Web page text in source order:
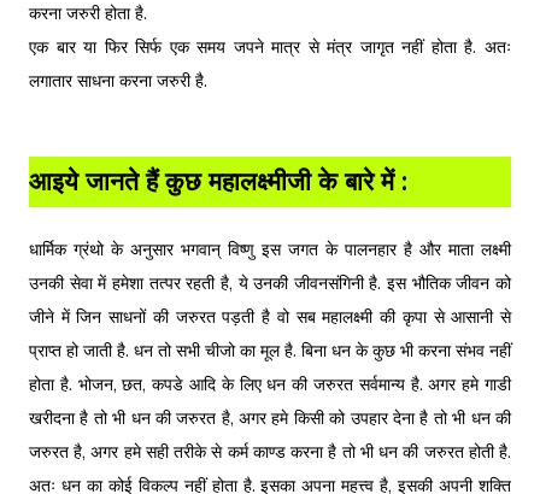
करना जरुरी होता है.
एक बार या फिर सिर्फ एक समय जपने मात्र से मंत्र जागृत नहीं होता है. अतः
लगातार साधना करना जरुरी है.
आइये जानते हैं कुछ महालक्ष्मीजी के बारे में :
धार्मिक ग्रंथो के अनुसार भगवान् विष्णु इस जगत के पालनहार है और माता लक्ष्मी
उनकी सेवा में हमेशा तत्पर रहती है, ये उनकी जीवनसंगिनी है. इस भौतिक जीवन को
जीने में जिन साधनों की जरुरत पड़ती है वो सब महालक्ष्मी की कृपा से आसानी से
प्राप्त हो जाती है. धन तो सभी चीजो का मूल है. बिना धन के कुछ भी करना संभव नहीं
होता है. भोजन, छत, कपडे आदि के लिए धन की जरुरत सर्वमान्य है. अगर हमे गाडी
खरीदना है तो भी धन की जरुरत है, अगर हमे किसी को उपहार देना है तो भी धन की
जरुरत है, अगर हमे सही तरीके से कर्म काण्ड करना है तो भी धन की जरुरत होती है.
अतः धन का कोई विकल्प नहीं होता है. इसका अपना महत्त्व है, इसकी अपनी शक्ति